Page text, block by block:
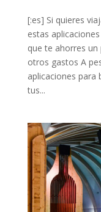
[:es] Si quieres
estas
que te ahorres
otros gastos A
aplicaciones para
tus...